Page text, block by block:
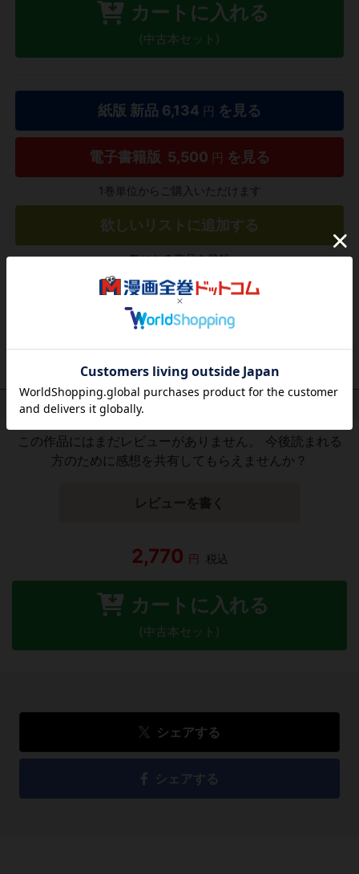
カートに入れる
(中古本セット)
紙版 新品 6,134 円 を見る
電子書籍版 5,500 円 を見る
1巻単位からご購入いただけます
欲しいリストに追加する
気になる商品を登録
作品レビュー （関連商品を含む）
この作品にはまだレビューがありません。 今後読まれる
方のために感想を共有してもらえませんか？
レビューを書く
2,770 円 税込
カートに入れる
(中古本セット)
シェアする
シェアする